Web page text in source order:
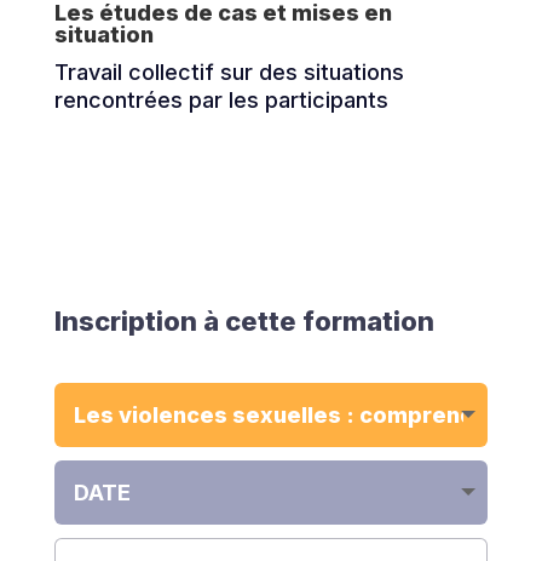
Les études de cas et mises en
situation
Travail collectif sur des situations
rencontrées par les participants
Inscription à cette formation